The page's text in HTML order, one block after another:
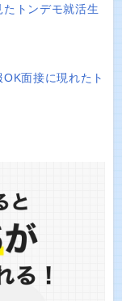
トンデモ就活生
OK面接に現れたト